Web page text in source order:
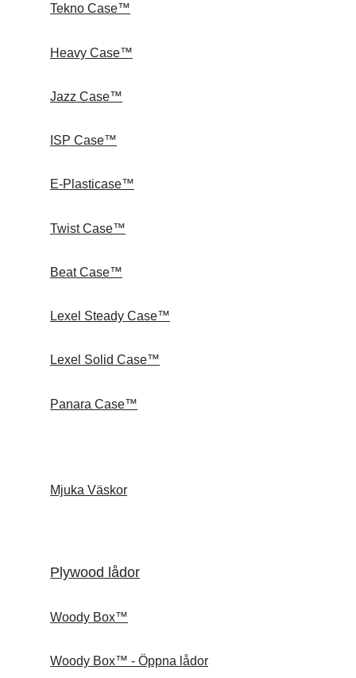
Tekno Case™
Heavy Case™
Jazz Case™
ISP Case™
E-Plasticase™
Twist Case™
Beat Case™
Lexel Steady Case™
Lexel Solid Case™
Panara Case™
Mjuka Väskor
Plywood lådor
Woody Box™
Woody Box™ - Öppna lådor